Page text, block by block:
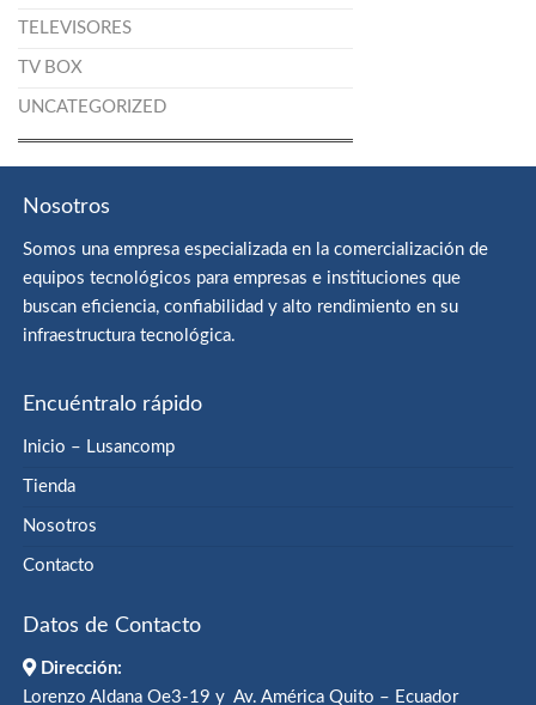
TELEVISORES
TV BOX
UNCATEGORIZED
Nosotros
Somos una empresa especializada en la comercialización de
equipos tecnológicos para empresas e instituciones que
buscan eficiencia, confiabilidad y alto rendimiento en su
infraestructura tecnológica.
Encuéntralo rápido
Inicio – Lusancomp
Tienda
Nosotros
Contacto
Datos de Contacto
Dirección:
Lorenzo Aldana Oe3-19 y Av. América Quito – Ecuador